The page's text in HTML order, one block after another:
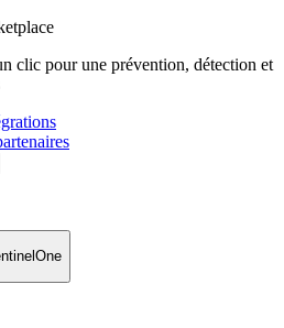
clic pour une prévention, détection et